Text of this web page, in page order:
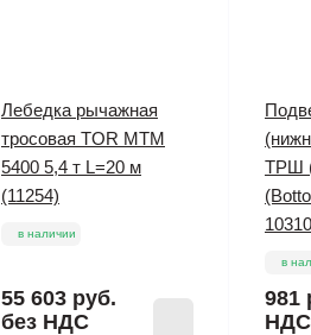
Лебедка рычажная
тросовая TOR МТМ
5400 5,4 т L=20 м
(11254)
в наличии
55 603 руб.
без НДС
ТРШ
в
981
НДС